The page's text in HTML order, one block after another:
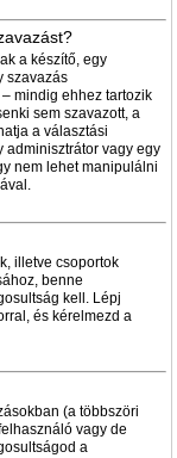
a készítő, egy
szavazás
mindig ehhez tartozik
sem szavazott, a
a választási
adminisztrátor vagy egy
nem lehet manipulálni
illetve csoportok
benne
kell. Lépj
és kérelmezd a
(a többszöri
vagy de
a